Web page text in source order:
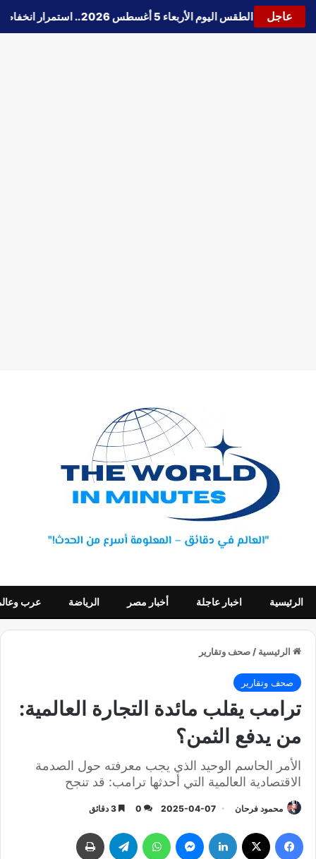
عاجل 🔵حالة الطقس اليوم الأربعاء 5 أغسطس 2026.. استمرار انخفاض الحرارة وتحذيرات من الشبورة واضطراب الملاحة
الرئيسية اخبار عاجلة أخبار مصر الرياضة عرب
الرئيسية / صحف وتقارير
صحف وتقارير
ترامب يقلب مائدة التجارة العالمية:
من يدفع الثمن؟
الأمر الحاسم الوحيد الذي يجب معرفته حول الصدمة
الاقتصادية العالمية التي أحدثها ترامب: قد تنجح
محمود فرحان 2025-04-07
0